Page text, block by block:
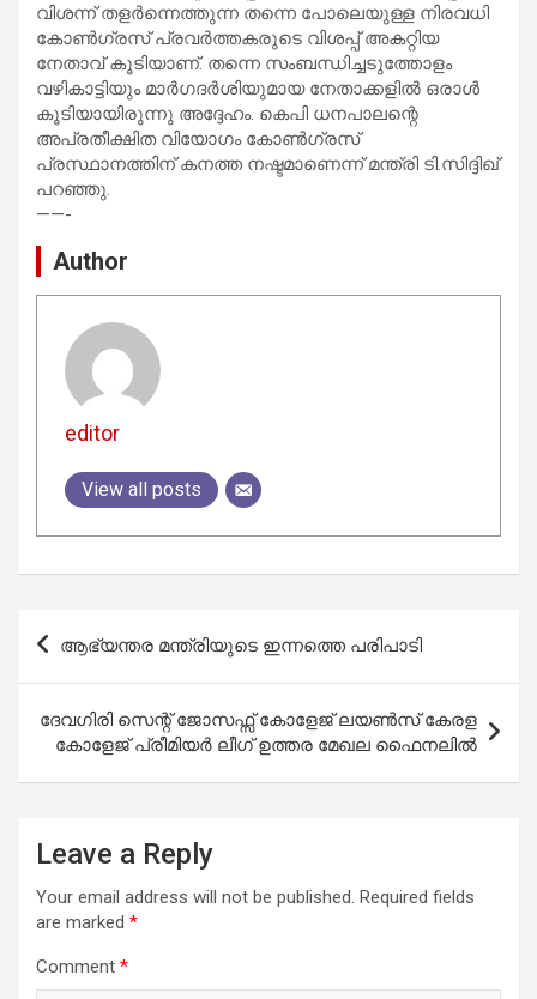
വിശന്ന് തളര്‍ന്നെത്തുന്ന തന്നെ പോലെയുള്ള നിരവധി
കോണ്‍ഗ്രസ് പ്രവര്‍ത്തകരുടെ വിശപ്പ് അകറ്റിയ
നേതാവ് കൂടിയാണ്. തന്നെ സംബന്ധിച്ചടുത്തോളം
വഴികാട്ടിയും മാര്‍ഗദര്‍ശിയുമായ നേതാക്കളില്‍ ഒരാള്‍
കൂടിയായിരുന്നു അദ്ദേഹം. കെപി ധനപാലന്റെ
അപ്രതീക്ഷിത വിയോഗം കോണ്‍ഗ്രസ്
പ്രസ്ഥാനത്തിന് കനത്ത നഷ്ടമാണെന്ന് മന്ത്രി ടി.സിദ്ദിഖ്
പറഞ്ഞു.
——-
Author
editor
View all posts
Post
navigation
ആഭ്യന്തര മന്ത്രിയുടെ ഇന്നത്തെ പരിപാടി
ദേവഗിരി സെന്റ് ജോസഫ്സ് കോളേജ് ലയൺസ് കേരള
കോളേജ് പ്രീമിയർ ലീഗ് ഉത്തര മേഖല ഫൈനലിൽ
Leave a Reply
Your email address will not be published. Required fields
are marked *
Comment *